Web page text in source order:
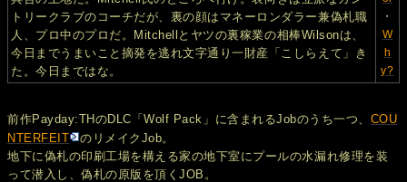
・
W
h
y?
トリークラブのコーチだが、裏の顔はマネーロンダラー兼偽札職
人、プロ中のプロだ。Mitchellとヤツの裏稼業の相棒Wilsonは、
今日までうまいこと摘発を逃れ文字通り一財産「こしらえて」き
た。今日まではな。
前作Payday:THのDLC「Wolf Pack」に含まれるJobのうち一つ、 COU
NTERFEIT
のリメイクJob。
地下に偽札の印刷工場を構える家の地下室にプールの水漏れ修理を装
って潜入し、偽札の原版を頂くJOB。